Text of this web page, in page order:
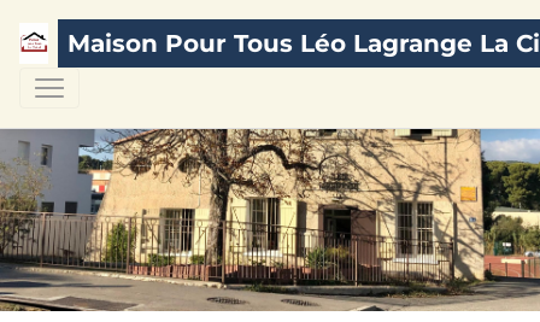
Maison Pour Tous Léo Lagrange La